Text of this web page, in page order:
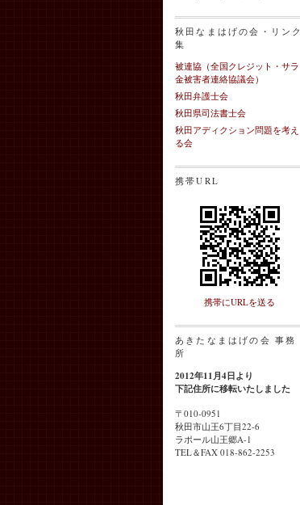
秋田なまはげの会・リンク
集
被連協（全国クレジット・サラ
金被害者連絡協議会）
秋田弁護士会
秋田県司法書士会
秋田アディクション問題を考え
る会
携帯URL
携帯にURLを送る
あきたなまはげの会 事務
所
2012年11月4日より
下記住所に移転いたしました
〒010-0951
秋田市山王6丁目22-6
ラポール山王郷A-1
TEL＆FAX 018-862-2253